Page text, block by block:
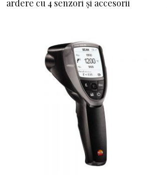
ardere cu 4 senzori și accesorii